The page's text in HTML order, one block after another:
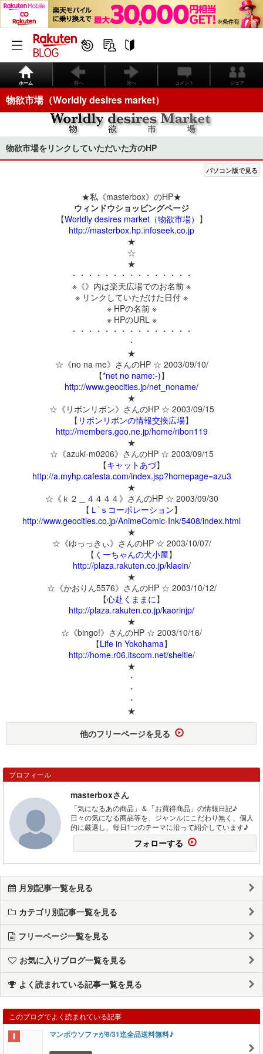
ホーム 前へ 次へ コメント シェア
物欲市場（Worldly desires market）
物欲市場をリンクしていただいた方のHP
パソコン版で見る
★私《masterbox》のHP★
ウィンドウショッピングページ
【Worldly desires market（物欲市場） 】
http://masterbox.hp.infoseek.co.jp
★
☆
★
・・・・・・・・・・・・・・・
※《》内は楽天広場でのお名前 ※
※ リンクしていただけた日付 ※
※ HPの名前 ※
※ HPのURL ※
・・・・・・・・・・・・・・・
・
★
☆《no na me》さんのHP ☆ 2003/09/10/
【*net no name:-)】
http://www.geocities.jp/net_noname/
★
☆《リボンリボン》さんのHP ☆ 2003/09/15
【 リボンリボンの情報交換広場】
http://members.goo.ne.jp/home/ribon119
★
☆《azuki-m0206》さんのHP ☆ 2003/09/15
【キャットあづ】
http://a.myhp.cafesta.com/index.jsp?homepage=azu3
★
☆《ｋ２＿４４４４》さんのHP ☆ 2003/09/30
【 Ｌ’ｓコーポレーション】
http://www.geocities.co.jp/AnimeComic-Ink/5408/index.html
★
☆《ゆっっきぃ》さんのHP ☆ 2003/10/07/
【 くーちゃんの犬小屋】
http://plaza.rakuten.co.jp/klaein/
★
☆《かおりん5576》さんのHP ☆ 2003/10/12/
【心赴くままに 】
http://plaza.rakuten.co.jp/kaorinjp/
★
☆《bingo!》さんのHP ☆ 2003/10/16/
【Life in Yokohama】
http://home.r06.itscom.net/sheltie/
★
・
・
・
★
他のフリーページを見る
プロフィール
masterboxさん
「気になるあの商品」＆「お買得商品」の情報日記♪
日々の気になる商品等を、ジャンルにこだわり無く、個人
的に厳選し、毎日1つのテーマに沿って紹介しています♪
フォローする
月別記事一覧を見る
カテゴリ別記事一覧を見る
フリーページ一覧を見る
お気に入りブログ一覧を見る
よく読まれている記事一覧を見る
このブログでよく読まれている記事
マンボウソファが8/31迄全品送料無料♪